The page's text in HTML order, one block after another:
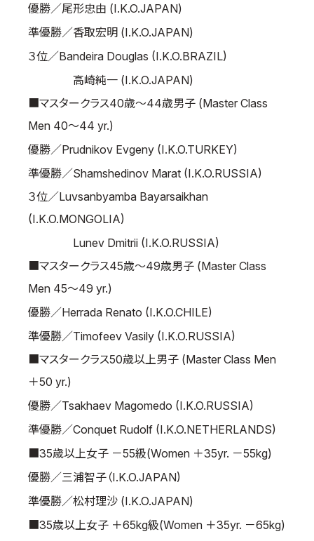
優勝／尾形忠由 (I.K.O.JAPAN)
準優勝／香取宏明 (I.K.O.JAPAN)
３位／Bandeira Douglas (I.K.O.BRAZIL)
高崎純一 (I.K.O.JAPAN)
■マスタークラス40歳～44歳男子 (Master Class
Men 40～44 yr.)
優勝／Prudnikov Evgeny (I.K.O.TURKEY)
準優勝／Shamshedinov Marat (I.K.O.RUSSIA)
３位／Luvsanbyamba Bayarsaikhan
(I.K.O.MONGOLIA)
Lunev Dmitrii (I.K.O.RUSSIA)
■マスタークラス45歳～49歳男子 (Master Class
Men 45～49 yr.)
優勝／Herrada Renato (I.K.O.CHILE)
準優勝／Timofeev Vasily (I.K.O.RUSSIA)
■マスタークラス50歳以上男子 (Master Class Men
＋50 yr.)
優勝／Tsakhaev Magomedo (I.K.O.RUSSIA)
準優勝／Conquet Rudolf (I.K.O.NETHERLANDS)
■35歳以上女子 －55級(Women ＋35yr. －55kg)
優勝／三浦智子（I.K.O.JAPAN)
準優勝／松村理沙 (I.K.O.JAPAN)
■35歳以上女子 ＋65kg級(Women ＋35yr. －65kg)